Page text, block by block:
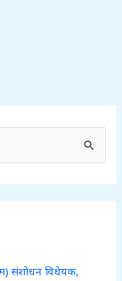
संशोधन विधेयक,